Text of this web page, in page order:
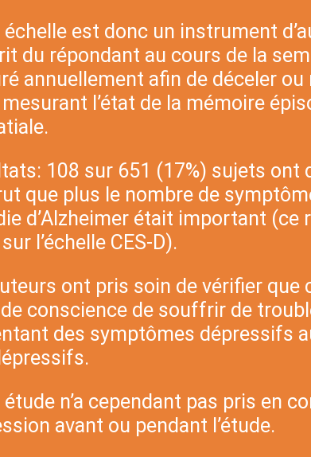
échelle est donc un instrument
du répondant au cours de la
annuellement afin de déceler
l’état de la mémoire
108 sur 651 (17%) sujets ont
que plus le nombre de
d’Alzheimer était important (ce
l’échelle CES-D).
ont pris soin de vérifier
conscience de souffrir de
des symptômes dépressifs
étude n’a cependant pas pris en
avant ou pendant l’étude.